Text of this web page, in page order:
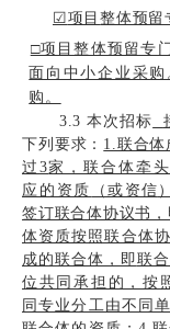
☑项目整体预留
□项目整体预留专
面向中小企业采购
购。
3.3 本次招标
下列要求： 1.联合
过3家，联合体牵
应的资质
（或资信 ）
签订联合体协议书
体资质按照联合体
成的联合体，即联
位共同承担的，按
同专业分工由不同